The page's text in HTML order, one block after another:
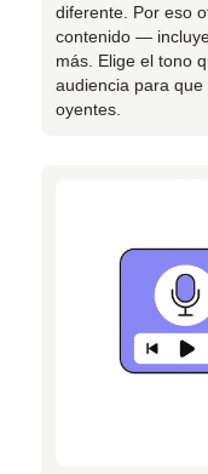
diferente. Por eso
contenido —
más. Elige el tono
audiencia para
oyentes.